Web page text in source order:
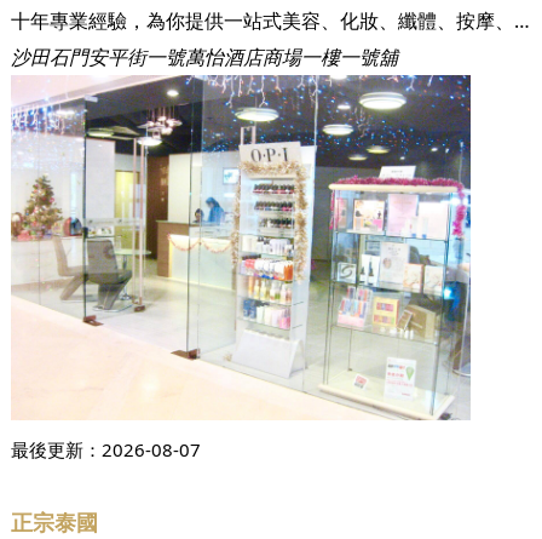
十年專業經驗，為你提供一站式美容、化妝、纖體、按摩、美甲及護甲服務
沙田石門安平街一號萬怡酒店商場一樓一號舖
最後更新： 2026-08-07
正宗泰國